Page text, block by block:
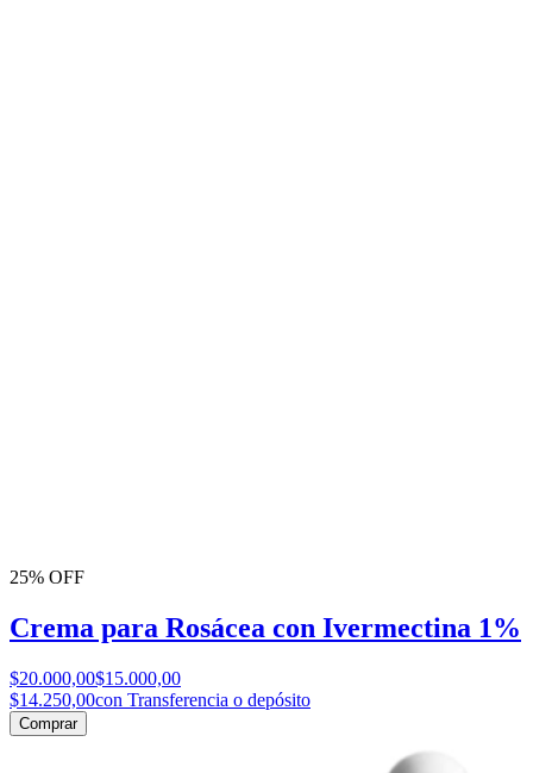
25% OFF
Crema para Rosácea con Ivermectina 1%
$20.000,00$15.000,00
$14.250,00con Transferencia o depósito
Comprar